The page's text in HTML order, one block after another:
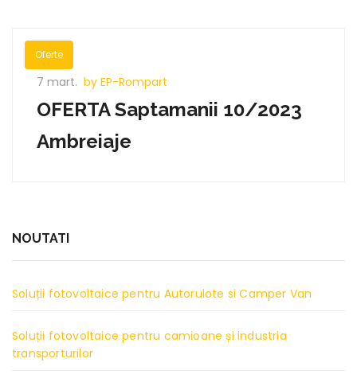
Oferte
7 mart. by EP-Rompart
OFERTA Saptamanii 10/2023
Ambreiaje
NOUTATI
Soluții fotovoltaice pentru Autorulote si Camper Van
Soluții fotovoltaice pentru camioane și industria
transporturilor